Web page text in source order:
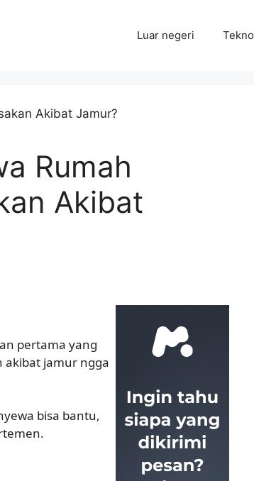
Luar negeri Tekno
Rumah
Akibat
pertama yang
akibat jamur ngga
bisa bantu,